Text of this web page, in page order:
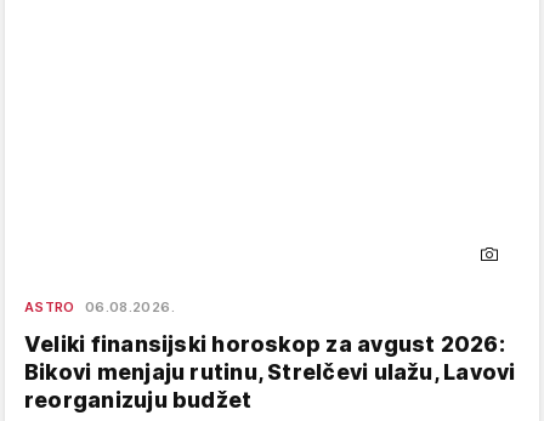
ASTRO 06.08.2026.
Veliki finansijski horoskop za avgust 2026:
Bikovi menjaju rutinu, Strelčevi ulažu, Lavovi
reorganizuju budžet